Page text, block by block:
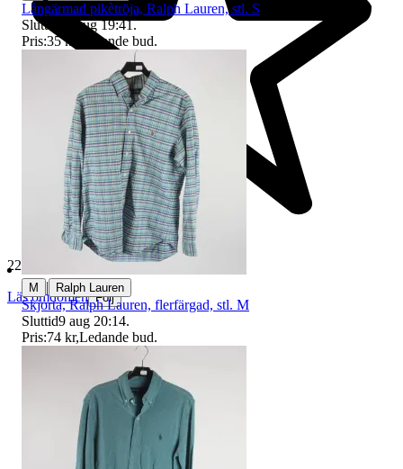
229 514 omdömen
Läs omdömen Följ
Långärmad pikètröja, Ralph Lauren, stl. S
Sluttid
10 aug 19:41.
Pris:35 kr Ledande bud.
M | Ralph Lauren
Skjorta, Ralph Lauren, flerfärgad, stl. M
Sluttid9 aug 20:14.
Pris:74 kr,Ledande bud.